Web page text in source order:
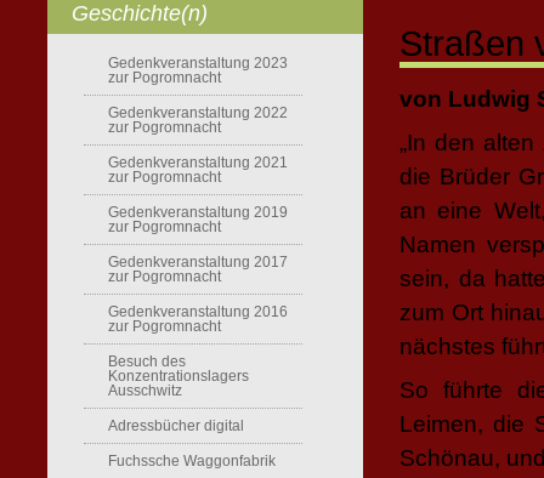
Straßen
von Ludwig
„In den
die Brüder
an eine
Namen
sein, da
zum Ort
nächstes
So führte
Leimen, die
Schönau,
Geschichte(n)
Gedenkveranstaltung 2023
zur Pogromnacht
Gedenkveranstaltung 2022
zur Pogromnacht
Gedenkveranstaltung 2021
zur Pogromnacht
Gedenkveranstaltung 2019
zur Pogromnacht
Gedenkveranstaltung 2017
zur Pogromnacht
Gedenkveranstaltung 2016
zur Pogromnacht
Besuch des
Konzentrationslagers
Ausschwitz
Adressbücher digital
Fuchssche Waggonfabrik